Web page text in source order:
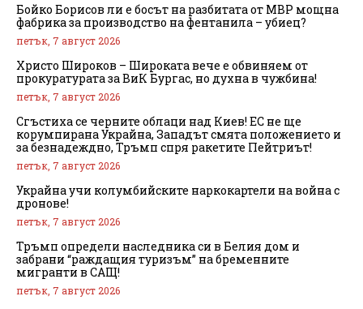
Бойко Борисов ли е босът на разбитата от МВР мощна
фабрика за производство на фентанила – убиец?
петък, 7 август 2026
Христо Широков – Широката вече е обвиняем от
прокуратурата за ВиК Бургас, но духна в чужбина!
петък, 7 август 2026
Сгъстиха се черните облаци над Киев! ЕС не ще
корумпирана Украйна, Западът смята положението и
за безнадеждно, Тръмп спря ракетите Пейтриът!
петък, 7 август 2026
Украйна учи колумбийските наркокартели на война с
дронове!
петък, 7 август 2026
Тръмп определи наследника си в Белия дом и
забрани “раждащия туризъм” на бременните
мигранти в САЩ!
петък, 7 август 2026